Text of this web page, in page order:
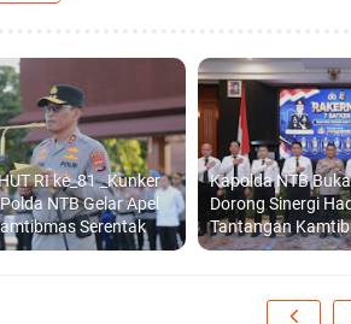
RI ke_81 _Kunker
NTB Gelar Apel
Serentak
Kapolda NTB
Dorong Sinergi
Tantangan